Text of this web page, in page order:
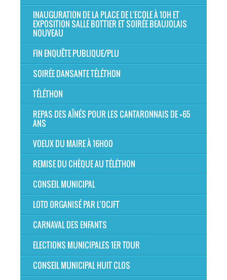
INAUGURATION DE LA PLACE DE L'ECOLE À 10H ET
EXPOSITION SALLE BOTTIER ET SOIRÉE BEAUJOLAIS
NOUVEAU
FIN ENQUÊTE PUBLIQUE/PLU
SOIRÉE DANSANTE TÉLÉTHON
TÉLÉTHON
REPAS DES AÎNÉS POUR LES CANTARONNAIS DE +65
ANS
VOEUX DU MAIRE À 16H00
REMISE DU CHÈQUE AU TÉLÉTHON
CONSEIL MUNICIPAL
LOTO ORGANISÉ PAR L'OCJFT
CARNAVAL DES ENFANTS
ELECTIONS MUNICIPALES 1ER TOUR
CONSEIL MUNICIPAL HUIT CLOS